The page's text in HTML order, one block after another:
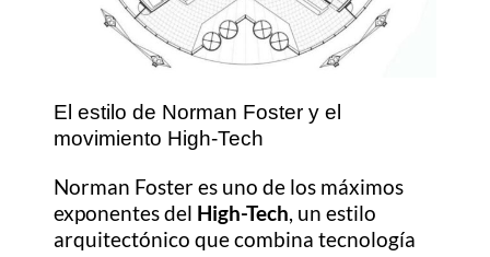
El estilo de Norman Foster y el
movimiento High-Tech
Norman Foster es uno de los máximos
exponentes del High-Tech, un estilo
arquitectónico que combina tecnología